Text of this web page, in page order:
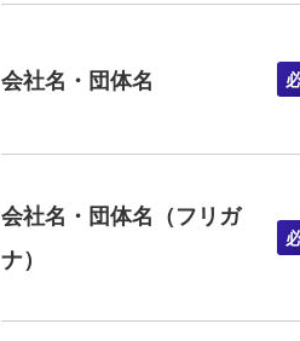
会社名・団体名
会社名・団体名（フリガ
ナ）